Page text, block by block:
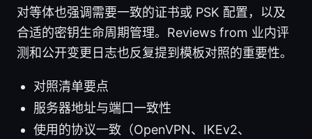
对等体也强调需要一致的证书或 PSK 配置，以及
合适的密钥生命周期管理。Reviews from 业内评
测和公开变更日志也反复提到模板对照的重要性。
对照清单要点
服务器地址与端口一致性
使用的协议一致（OpenVPN、IKEv2、